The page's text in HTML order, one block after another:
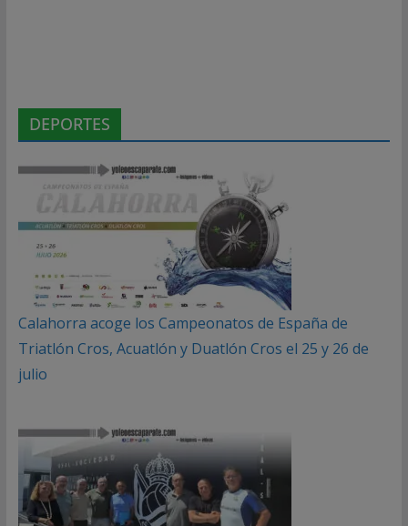
DEPORTES
Calahorra acoge los Campeonatos de España de
Triatlón Cros, Acuatlón y Duatlón Cros el 25 y 26 de
julio